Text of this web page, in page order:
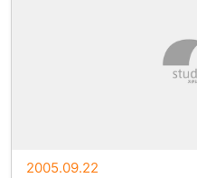
2005.09.22